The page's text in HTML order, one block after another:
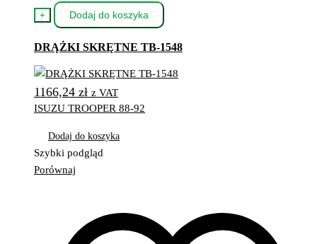
+ Dodaj do koszyka
DRĄŻKI SKRĘTNE TB-1548
1166,24 zł z VAT
ISUZU TROOPER 88-92
Dodaj do koszyka
Szybki podgląd
Porównaj